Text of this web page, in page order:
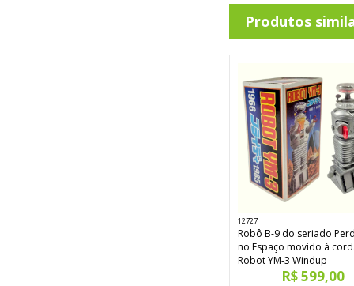
Produtos
12727
Robô B-9 do seriado
no Espaço movido à
Robot YM-3 Windup
R$ 599,00